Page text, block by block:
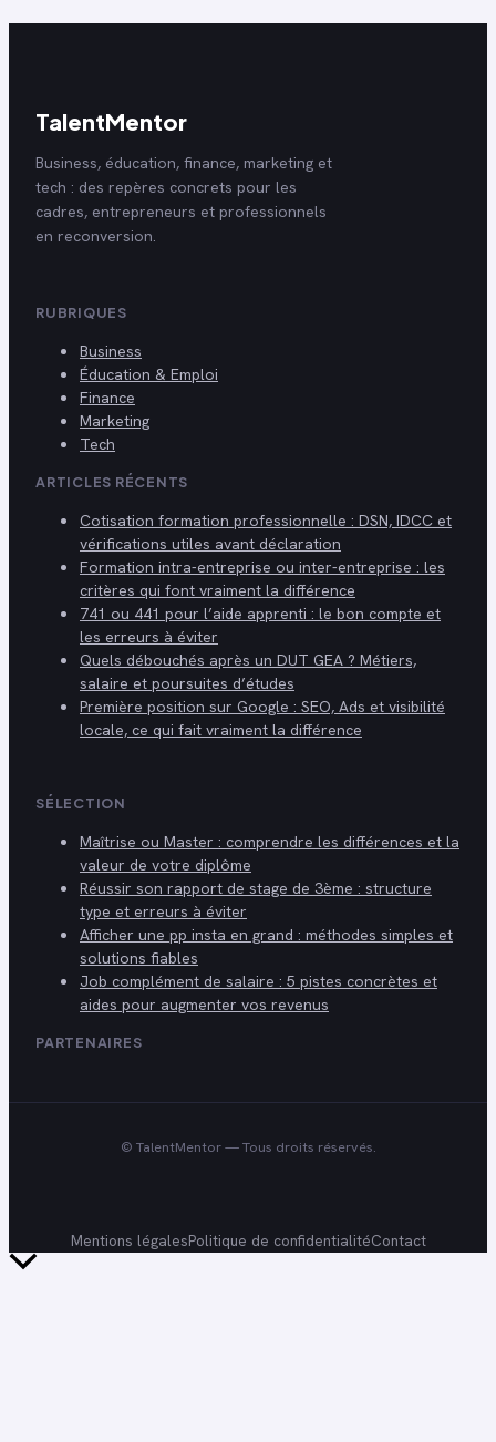
TalentMentor
Business, éducation, finance, marketing et
tech : des repères concrets pour les
cadres, entrepreneurs et professionnels
en reconversion.
RUBRIQUES
Business
Éducation & Emploi
Finance
Marketing
Tech
ARTICLES RÉCENTS
Cotisation formation professionnelle : DSN, IDCC et
vérifications utiles avant déclaration
Formation intra-entreprise ou inter-entreprise : les
critères qui font vraiment la différence
741 ou 441 pour l’aide apprenti : le bon compte et
les erreurs à éviter
Quels débouchés après un DUT GEA ? Métiers,
salaire et poursuites d’études
Première position sur Google : SEO, Ads et visibilité
locale, ce qui fait vraiment la différence
SÉLECTION
Maîtrise ou Master : comprendre les différences et la
valeur de votre diplôme
Réussir son rapport de stage de 3ème : structure
type et erreurs à éviter
Afficher une pp insta en grand : méthodes simples et
solutions fiables
Job complément de salaire : 5 pistes concrètes et
aides pour augmenter vos revenus
PARTENAIRES
© TalentMentor— Tous droits réservés.
Mentions légalesPolitique de confidentialitéContact